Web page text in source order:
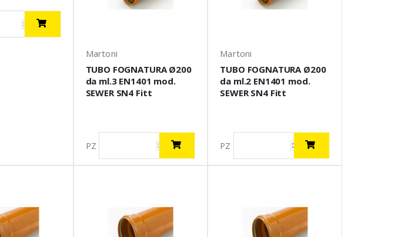
Martoni
TUBO FOGNATURA Ø200
da ml.3 EN1401 mod.
SEWER SN4 Fitt
PZ
Martoni
TUBO FOGNATURA Ø200
da ml.2 EN1401 mod.
SEWER SN4 Fitt
PZ